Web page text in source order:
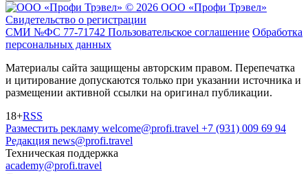
© 2026 ООО «Профи Трэвeл»
Свидетельство о регистрации
СМИ №ФС 77-71742 Пользовательское соглашение Обработка
персональных данных
Материалы сайта защищены авторским правом. Перепечатка
и цитирование допускаются только при указании источника и
размещении активной ссылки на оригинал публикации.
18+RSS
Разместить рекламу welcome@profi.travel +7 (931) 009 69 94
Редакция news@profi.travel
Техническая поддержка
academy@profi.travel